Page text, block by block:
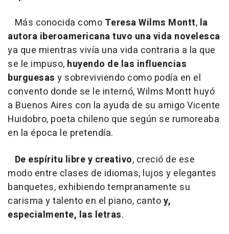
Más conocida como Teresa Wilms Montt, la
autora iberoamericana tuvo una vida novelesca
ya que mientras vivía una vida contraria a la que
se le impuso, huyendo de las influencias
burguesas y sobreviviendo como podía en el
convento donde se le internó, Wilms Montt huyó
a Buenos Aires con la ayuda de su amigo Vicente
Huidobro, poeta chileno que según se rumoreaba
en la época le pretendía.
De espíritu libre y creativo, creció de ese
modo entre clases de idiomas, lujos y elegantes
banquetes, exhibiendo tempranamente su
carisma y talento en el piano, cantoy,
especialmente, las letras.